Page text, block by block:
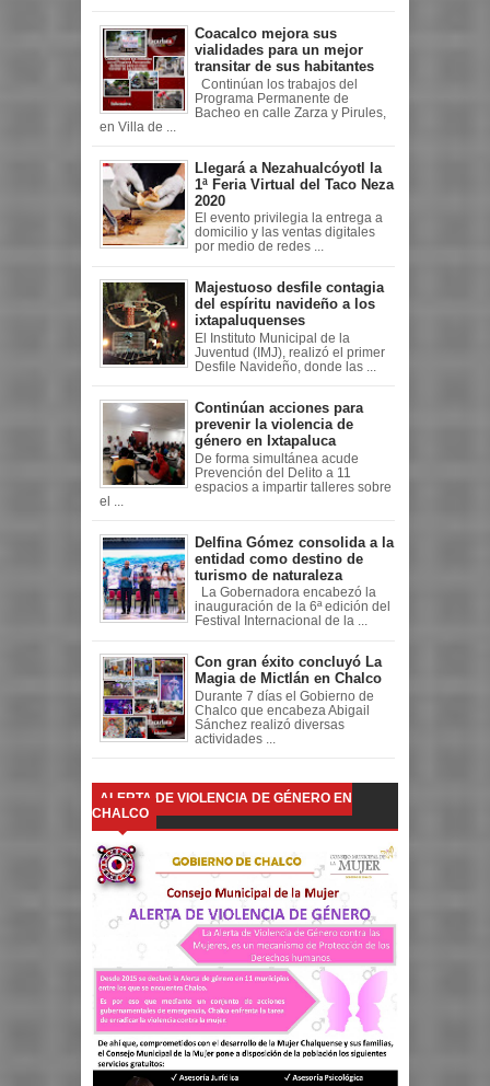
Coacalco mejora sus
vialidades para un mejor
transitar de sus habitantes
Continúan los trabajos del
Programa Permanente de
Bacheo en calle Zarza y Pirules,
en Villa de ...
Llegará a Nezahualcóyotl la
1ª Feria Virtual del Taco Neza
2020
El evento privilegia la entrega a
domicilio y las ventas digitales
por medio de redes ...
Majestuoso desfile contagia
del espíritu navideño a los
ixtapaluquenses
El Instituto Municipal de la
Juventud (IMJ), realizó el primer
Desfile Navideño, donde las ...
Continúan acciones para
prevenir la violencia de
género en Ixtapaluca
De forma simultánea acude
Prevención del Delito a 11
espacios a impartir talleres sobre
el ...
Delfina Gómez consolida a la
entidad como destino de
turismo de naturaleza
La Gobernadora encabezó la
inauguración de la 6ª edición del
Festival Internacional de la ...
Con gran éxito concluyó La
Magia de Mictlán en Chalco
Durante 7 días el Gobierno de
Chalco que encabeza Abigail
Sánchez realizó diversas
actividades ...
ALERTA DE VIOLENCIA DE GÉNERO EN
CHALCO